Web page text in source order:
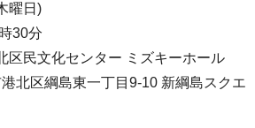
曜日)
30分
区民文化センター ミズキーホール
港北区綱島東一丁目9-10 新綱島スクエ